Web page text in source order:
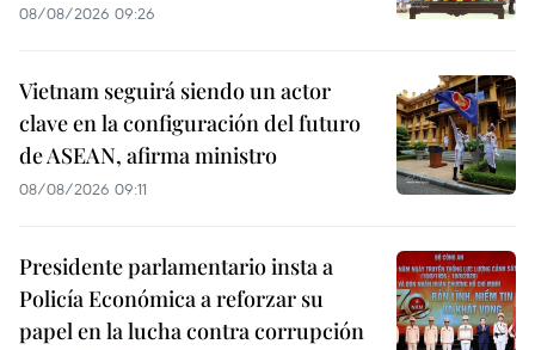
08/08/2026 09:26
Vietnam seguirá siendo un actor
clave en la configuración del futuro
de ASEAN, afirma ministro
08/08/2026 09:11
Presidente parlamentario insta a
Policía Económica a reforzar su
papel en la lucha contra corrupción